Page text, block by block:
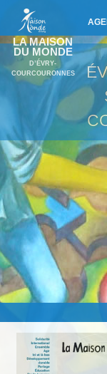
LA MAISON
DU MONDE
D’ÉVRY-
COURCOURONNES